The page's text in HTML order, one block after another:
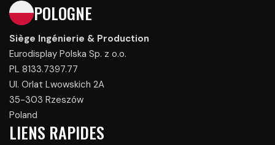
POLOGNE
Siège Ingénierie & Production
Eurodisplay Polska Sp. z o.o.
PL 8133.7397.77
Ul. Orlat Lwowskich 2A
35-303 Rzeszów
Poland
LIENS RAPIDES